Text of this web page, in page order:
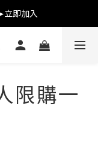
立即加入
限購一